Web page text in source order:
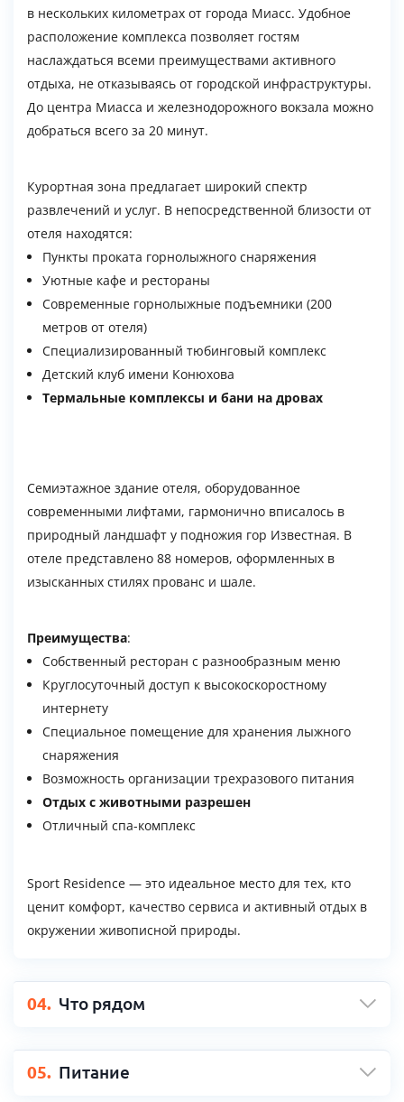
в нескольких километрах от города Миасс. Удобное
расположение комплекса позволяет гостям
наслаждаться всеми преимуществами активного
отдыха, не отказываясь от городской инфраструктуры.
До центра Миасса и железнодорожного вокзала можно
добраться всего за 20 минут.
Курортная зона предлагает широкий спектр
развлечений и услуг. В непосредственной близости от
отеля находятся:
Пункты проката горнолыжного снаряжения
Уютные кафе и рестораны
Современные горнолыжные подъемники (200
метров от отеля)
Специализированный тюбинговый комплекс
Детский клуб имени Конюхова
Термальные комплексы и бани на дровах
Семиэтажное здание отеля, оборудованное
современными лифтами, гармонично вписалось в
природный ландшафт у подножия гор Известная. В
отеле представлено 88 номеров, оформленных в
изысканных стилях прованс и шале.
Преимущества:
Собственный ресторан с разнообразным меню
Круглосуточный доступ к высокоскоростному
интернету
Специальное помещение для хранения лыжного
снаряжения
Возможность организации трехразового питания
Отдых с животными разрешен
Отличный спа-комплекс
Sport Residence — это идеальное место для тех, кто
ценит комфорт, качество сервиса и активный отдых в
окружении живописной природы.
04. Что рядом
05. Питание